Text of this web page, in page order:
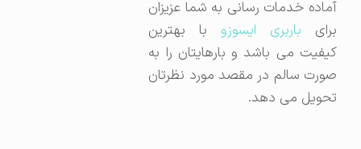
آماده خدمات رسانی به شما عزیزان
برایباربری ایسوزوبا بهترین
کیفیت می باشد و بارهایتان را به
صورت سالم در مقصد مورد نظرتان
تحویل می دهد.